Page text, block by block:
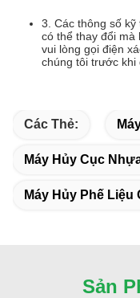
3. Các thông số kỹ
có thể thay đổi mà
vui lòng gọi điện
chúng tôi trước khi
Các Thẻ:
Máy Hủy Cục
Máy Hủy Phế Liệu
Sản